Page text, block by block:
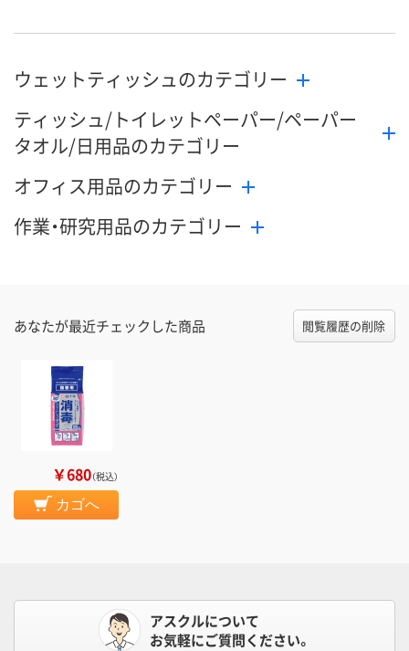
ウェットティッシュのカテゴリー
ティッシュ/トイレットペーパー/ペーパー
タオル/日用品のカテゴリー
オフィス用品のカテゴリー
作業・研究用品のカテゴリー
あなたが最近チェックした商品 閲覧履歴の削除
￥680（税込）
カゴへ
アスクルについて
お気軽にご質問ください。